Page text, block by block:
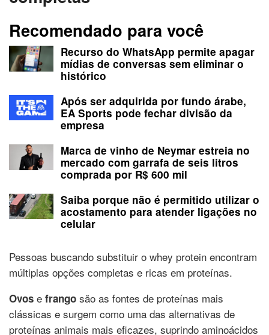
Recomendado para você
Recurso do WhatsApp permite apagar
mídias de conversas sem eliminar o
histórico
Após ser adquirida por fundo árabe,
EA Sports pode fechar divisão da
empresa
Marca de vinho de Neymar estreia no
mercado com garrafa de seis litros
comprada por R$ 600 mil
Saiba porque não é permitido utilizar o
acostamento para atender ligações no
celular
Pessoas buscando substituir o whey protein encontram
múltiplas opções completas e ricas em proteínas.
Ovos e frango são as fontes de proteínas mais
clássicas e surgem como uma das alternativas de
proteínas animais mais eficazes, suprindo aminoácidos